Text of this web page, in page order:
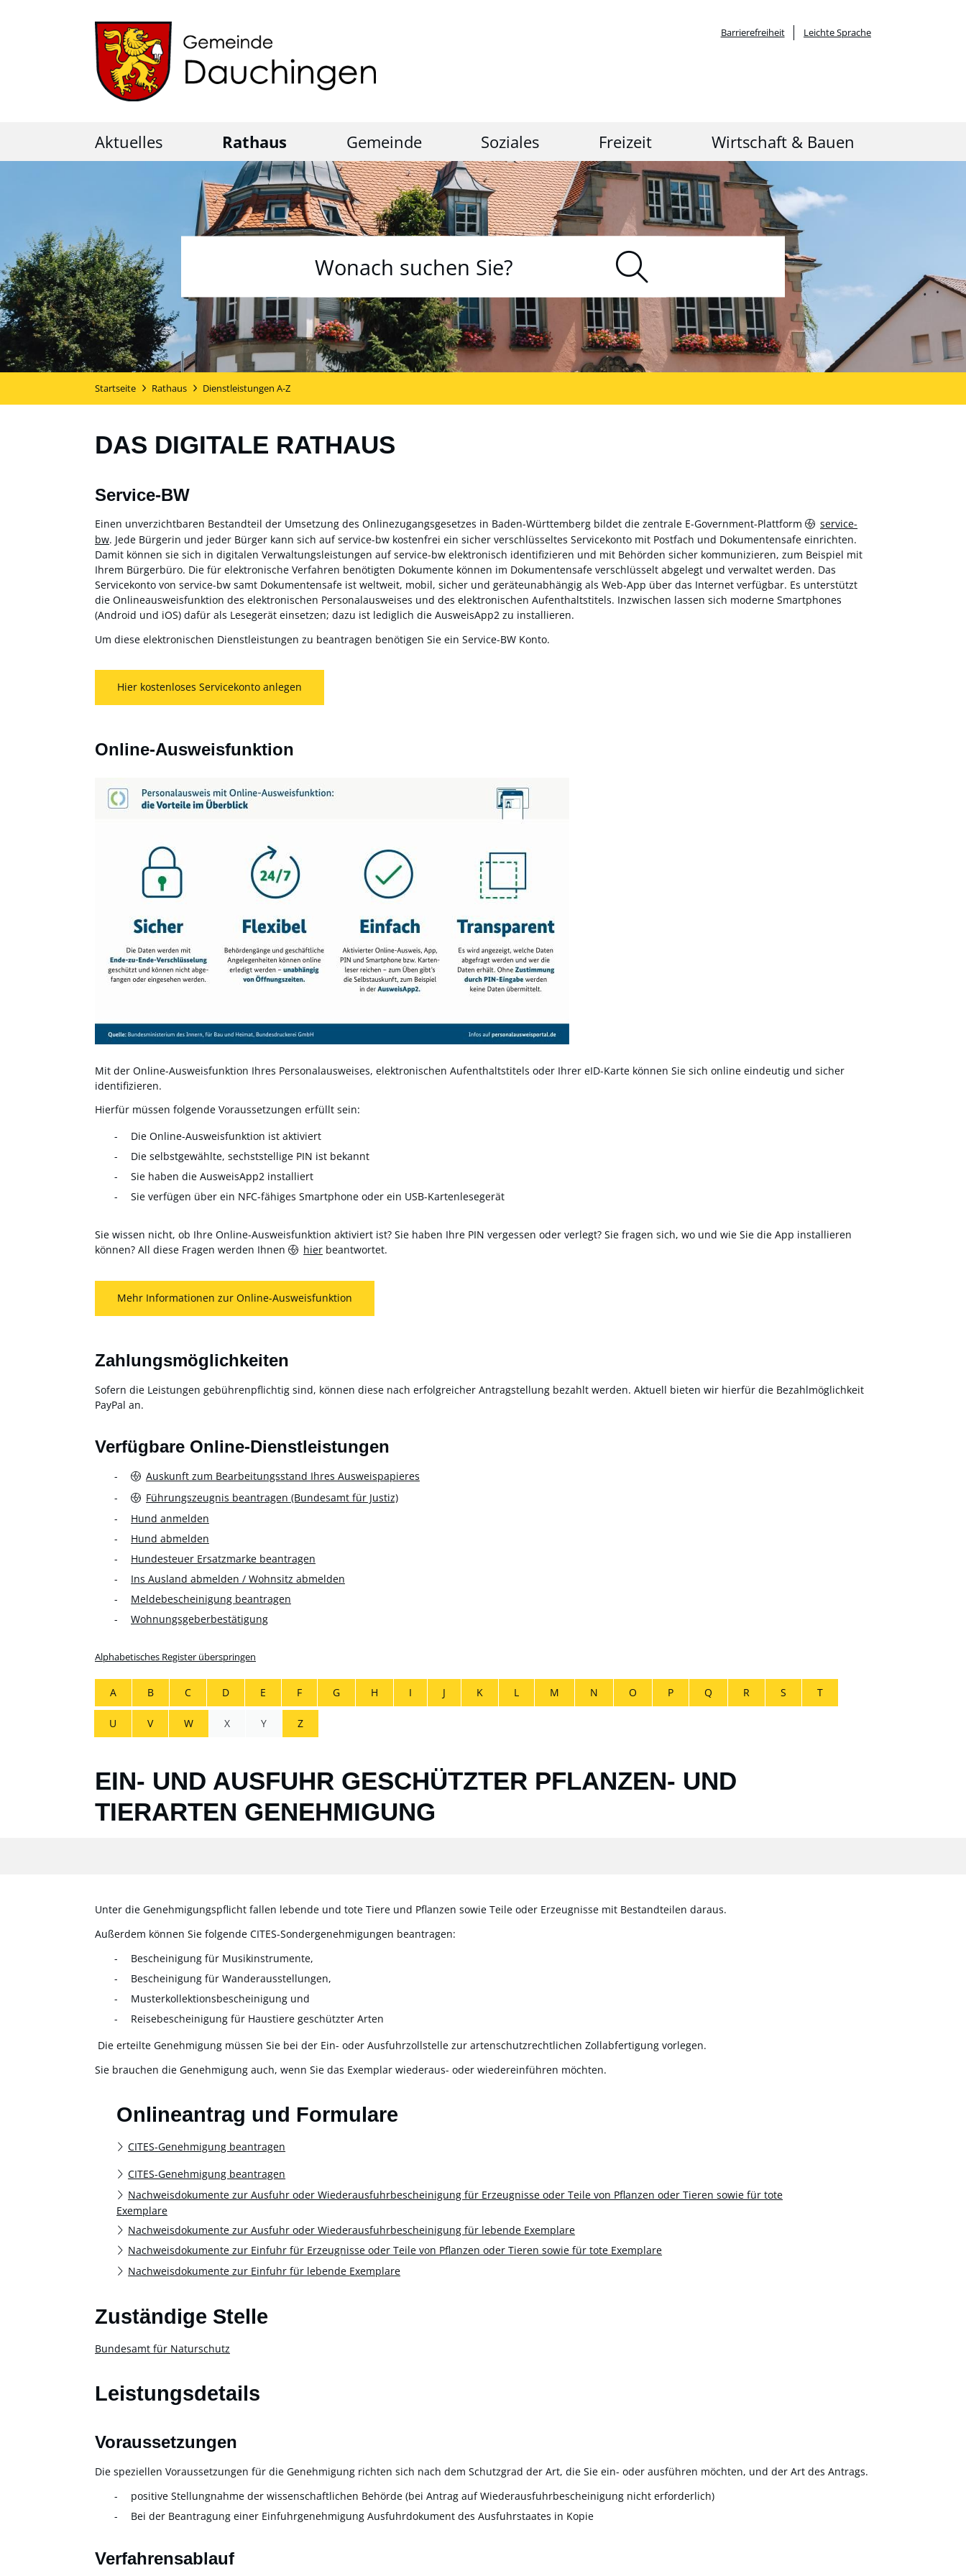
Barrierefreiheit Leichte Sprache
Aktuelles Rathaus Gemeinde Soziales Freizeit Wirtschaft & Bauen
Startseite Rathaus Dienstleistungen A-Z
DAS DIGITALE RATHAUS
Service-BW
Einen unverzichtbaren Bestandteil der Umsetzung des Onlinezugangsgesetzes in Baden-Württemberg bildet die zentrale E-Government-Plattform
service-
bw. Jede Bürgerin und jeder Bürger kann sich auf service-bw kostenfrei ein sicher verschlüsseltes Servicekonto mit Postfach und Dokumentensafe einrichten.
Damit können sie sich in digitalen Verwaltungsleistungen auf service-bw elektronisch identifizieren und mit Behörden sicher kommunizieren, zum Beispiel mit
Ihrem Bürgerbüro. Die für elektronische Verfahren benötigten Dokumente können im Dokumentensafe verschlüsselt abgelegt und verwaltet werden. Das
Servicekonto von service-bw samt Dokumentensafe ist weltweit, mobil, sicher und geräteunabhängig als Web-App über das Internet verfügbar. Es unterstützt
die Onlineausweisfunktion des elektronischen Personalausweises und des elektronischen Aufenthaltstitels. Inzwischen lassen sich moderne Smartphones
(Android und iOS) dafür als Lesegerät einsetzen; dazu ist lediglich die AusweisApp2 zu installieren.
Um diese elektronischen Dienstleistungen zu beantragen benötigen Sie ein Service-BW Konto.
Hier kostenloses Servicekonto anlegen
Online-Ausweisfunktion
Mit der Online-Ausweisfunktion Ihres Personalausweises, elektronischen Aufenthaltstitels oder Ihrer eID-Karte können Sie sich online eindeutig und sicher
identifizieren.
Hierfür müssen folgende Voraussetzungen erfüllt sein:
Die Online-Ausweisfunktion ist aktiviert
Die selbstgewählte, sechststellige PIN ist bekannt
Sie haben die AusweisApp2 installiert
Sie verfügen über ein NFC-fähiges Smartphone oder ein USB-Kartenlesegerät
Sie wissen nicht, ob Ihre Online-Ausweisfunktion aktiviert ist? Sie haben Ihre PIN vergessen oder verlegt? Sie fragen sich, wo und wie Sie die App installieren
können? All diese Fragen werden Ihnen
hier beantwortet.
Mehr Informationen zur Online-Ausweisfunktion
Zahlungsmöglichkeiten
Sofern die Leistungen gebührenpflichtig sind, können diese nach erfolgreicher Antragstellung bezahlt werden. Aktuell bieten wir hierfür die Bezahlmöglichkeit
PayPal an.
Verfügbare Online-Dienstleistungen
Auskunft zum Bearbeitungsstand Ihres Ausweispapieres
Führungszeugnis beantragen (Bundesamt für Justiz)
Hund anmelden
Hund abmelden
Hundesteuer Ersatzmarke beantragen
Ins Ausland abmelden / Wohnsitz abmelden
Meldebescheinigung beantragen
Wohnungsgeberbestätigung
Alphabetisches Register überspringen
A B C D E F G H I J K L M N O P Q R S T
U V W X Y Z
EIN- UND AUSFUHR GESCHÜTZTER PFLANZEN- UND
TIERARTEN GENEHMIGUNG
Unter die Genehmigungspflicht fallen lebende und tote Tiere und Pflanzen sowie Teile oder Erzeugnisse mit Bestandteilen daraus.
Außerdem können Sie folgende CITES-Sondergenehmigungen beantragen:
Bescheinigung für Musikinstrumente,
Bescheinigung für Wanderausstellungen,
Musterkollektionsbescheinigung und
Reisebescheinigung für Haustiere geschützter Arten
Die erteilte Genehmigung müssen Sie bei der Ein- oder Ausfuhrzollstelle zur artenschutzrechtlichen Zollabfertigung vorlegen.
Sie brauchen die Genehmigung auch, wenn Sie das Exemplar wiederaus- oder wiedereinführen möchten.
Onlineantrag und Formulare
CITES-Genehmigung beantragen
CITES-Genehmigung beantragen
Nachweisdokumente zur Ausfuhr oder Wiederausfuhrbescheinigung für Erzeugnisse oder Teile von Pflanzen oder Tieren sowie für tote
Exemplare
Nachweisdokumente zur Ausfuhr oder Wiederausfuhrbescheinigung für lebende Exemplare
Nachweisdokumente zur Einfuhr für Erzeugnisse oder Teile von Pflanzen oder Tieren sowie für tote Exemplare
Nachweisdokumente zur Einfuhr für lebende Exemplare
Zuständige Stelle
Bundesamt für Naturschutz
Leistungsdetails
Voraussetzungen
Die speziellen Voraussetzungen für die Genehmigung richten sich nach dem Schutzgrad der Art, die Sie ein- oder ausführen möchten, und der Art des Antrags.
positive Stellungnahme der wissenschaftlichen Behörde (bei Antrag auf Wiederausfuhrbescheinigung nicht erforderlich)
Bei der Beantragung einer Einfuhrgenehmigung Ausfuhrdokument des Ausfuhrstaates in Kopie
Verfahrensablauf